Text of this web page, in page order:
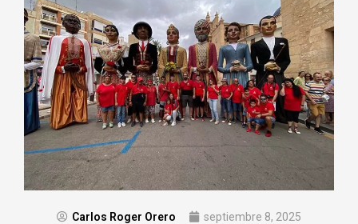
Carlos Roger Orero
septiembre 8, 2025